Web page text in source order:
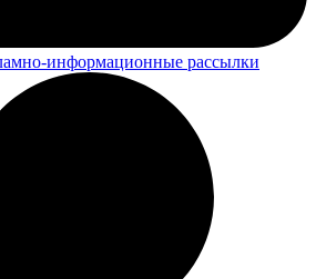
информационные рассылки